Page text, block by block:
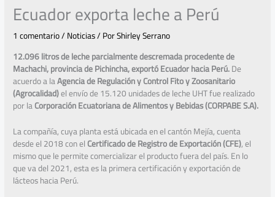
Ecuador exporta leche a Perú
1 comentario/Noticias/ PorShirley Serrano
12.096 litros de leche parcialmente descremada procedente de
Machachi, provincia de Pichincha, exportó Ecuador hacia Perú.De
acuerdo a laAgencia de Regulación y Control Fito y Zoosanitario
(Agrocalidad)el envío de 15.120 unidades de leche UHT fue realizado
por laCorporación Ecuatoriana de Alimentos y Bebidas (CORPABE S.A).
La compañía, cuya planta está ubicada en el cantón Mejía, cuenta
desde el 2018 con elCertificado de Registro de Exportación (CFE), el
mismo que le permite comercializar el producto fuera del país. En lo
que va del 2021, esta es la primera certificación y exportación de
lácteos hacia Perú.